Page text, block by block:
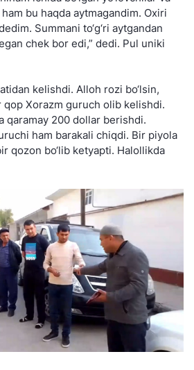
bu haqda aytmagandim. Oxiri
Summani to‘g‘ri aytgandan
chek bor edi,” dedi. Pul uniki
kelishdi. Alloh rozi bo‘lsin,
Xorazm guruch olib kelishdi.
qaramay 200 dollar berishdi.
ham barakali chiqdi. Bir piyola
qozon bo‘lib ketyapti. Halollikda